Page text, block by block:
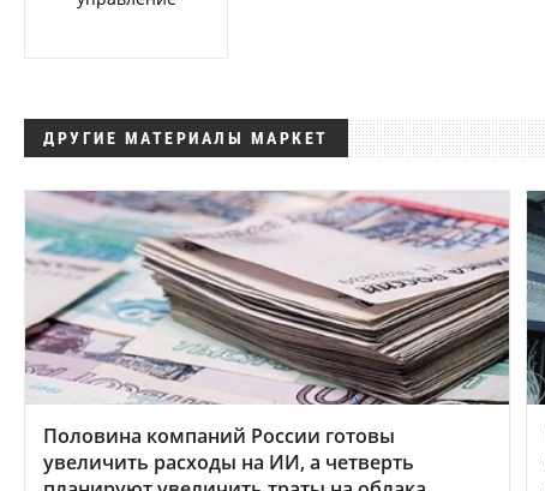
ДРУГИЕ МАТЕРИАЛЫ МАРКЕТ
Половина компаний России готовы
увеличить расходы на ИИ, а четверть